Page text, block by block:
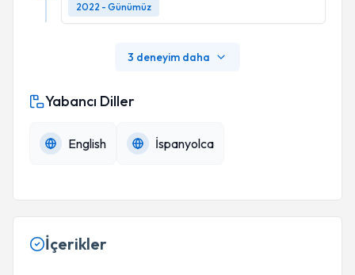
2022 - Günümüz
3 deneyim daha
Yabancı Diller
English İspanyolca
İçerikler